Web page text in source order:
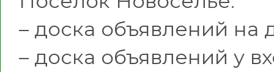
– доска объявлений
– доска объявлений у